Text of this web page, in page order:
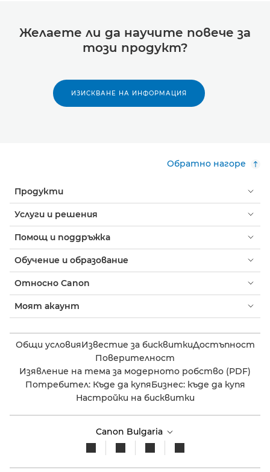
Желаете ли да научите повече за
този продукт?
ИЗИСКВАНЕ НА ИНФОРМАЦИЯ
Обратно нагоре
Продукти
Услуги и решения
Помощ и поддръжка
Обучение и образование
Относно Canon
Моят акаунт
Общи условияИзвестие за бисквиткиДостъпност
Поверителност
Изявление на тема за модерното робство (PDF)
Потребител: Къде да купяБизнес: къде да купя
Настройки на бисквитки
Canon Bulgaria